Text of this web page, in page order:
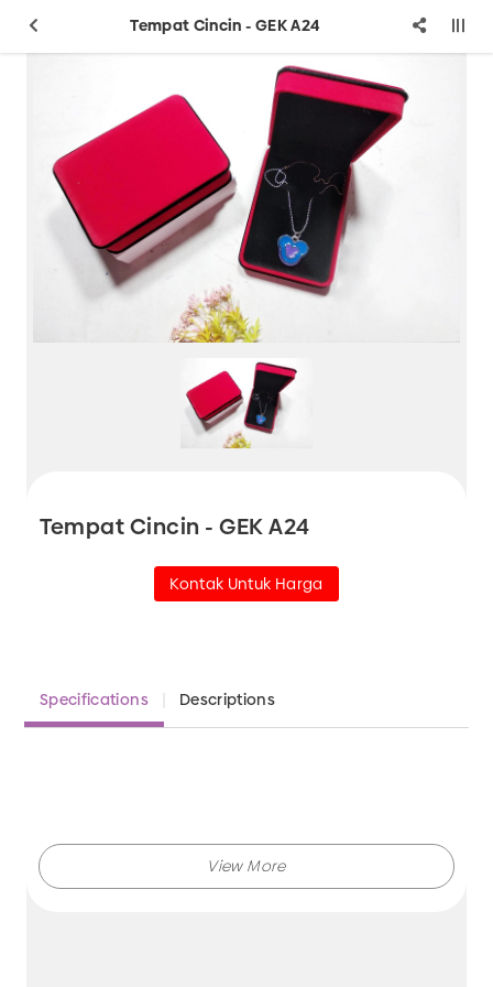
Tempat Cincin - GEK A24
Tempat Cincin - GEK A24
Kontak Untuk Harga
Specifications Descriptions